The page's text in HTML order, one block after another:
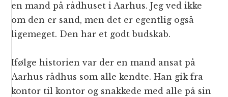
en mand på rådhuset i Aarhus. Jeg ved ikke
om den er sand, men det er egentlig også
ligemeget. Den har et godt budskab.
Ifølge historien var der en mand ansat på
Aarhus rådhus som alle kendte. Han gik fra
kontor til kontor og snakkede med alle på sin